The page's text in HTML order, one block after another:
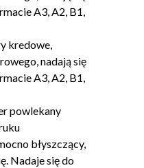
A3, A2, B1,
kredowe,
nadają się
A3, A2, B1,
powlekany
błyszczący,
Nadaje się do